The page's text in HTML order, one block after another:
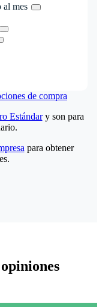
al mes
de compra
Estándary son para
para obtener